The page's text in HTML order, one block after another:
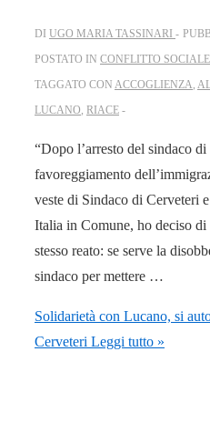
DI UGO MARIA TASSINARI
POSTATO IN CONFLITTO SOCIALE
TAGGATO CON ACCOGLIENZA,
LUCANO, RIACE
“Dopo l’arresto del sindaco
favoreggiamento
veste di Sindaco di Cerveteri
Italia in Comune, ho deciso
stesso reato: se serve la
sindaco per mettere …
Solidarietà con Lucano, si
Cerveteri Leggi tutto »